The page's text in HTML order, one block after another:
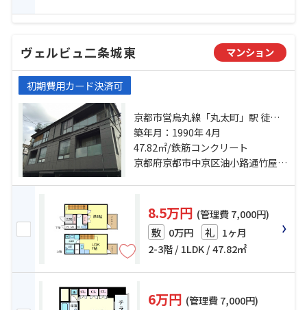
ヴェルビュ二条城東 マンション
初期費用カード決済可
京都市営烏丸線「丸太町」駅 徒歩9
分 京都地下鉄東西線「二条城前」
駅 徒歩10分 京都市営烏丸線「烏丸
御池」駅 徒歩15分
築年月：1990年 4月
47.82㎡/鉄筋コンクリート
京都府京都市中京区油小路通竹屋町下る橋本町
8.5万円 (管理費 7,000円)
敷 0万円 礼 1ヶ月
2-3階 / 1LDK / 47.82㎡
6万円 (管理費 7,000円)